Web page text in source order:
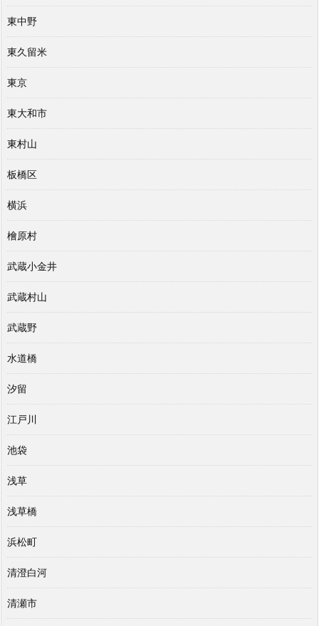
東中野
東久留米
東京
東大和市
東村山
板橋区
横浜
檜原村
武蔵小金井
武蔵村山
武蔵野
水道橋
汐留
江戸川
池袋
浅草
浅草橋
浜松町
清澄白河
清瀬市